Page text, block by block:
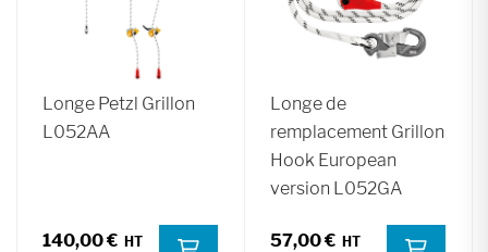
Longe Petzl Grillon
L052AA
140,00 €
Longe de
remplacement Grillon
Hook European
version L052GA
57,00 €